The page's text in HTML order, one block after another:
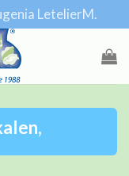
LetelierM.